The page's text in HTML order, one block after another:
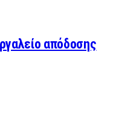
απόδοσης